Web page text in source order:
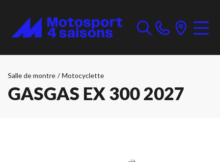
Salle de montre / Motocyclette
GASGAS EX 300 2027